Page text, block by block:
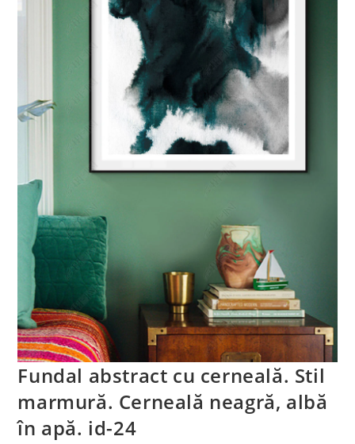
Fundal abstract cu cerneală. Stil
marmură. Cerneală neagră, albă
în apă. id-24